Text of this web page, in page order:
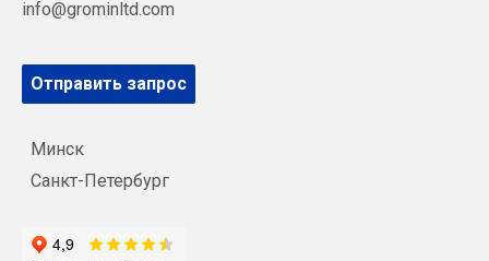
info@grominltd.com
Отправить запрос
Минск
Санкт-Петербург